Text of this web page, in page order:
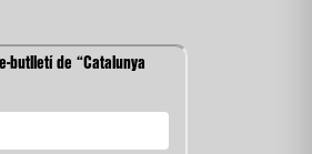
butlletí de “Catalunya